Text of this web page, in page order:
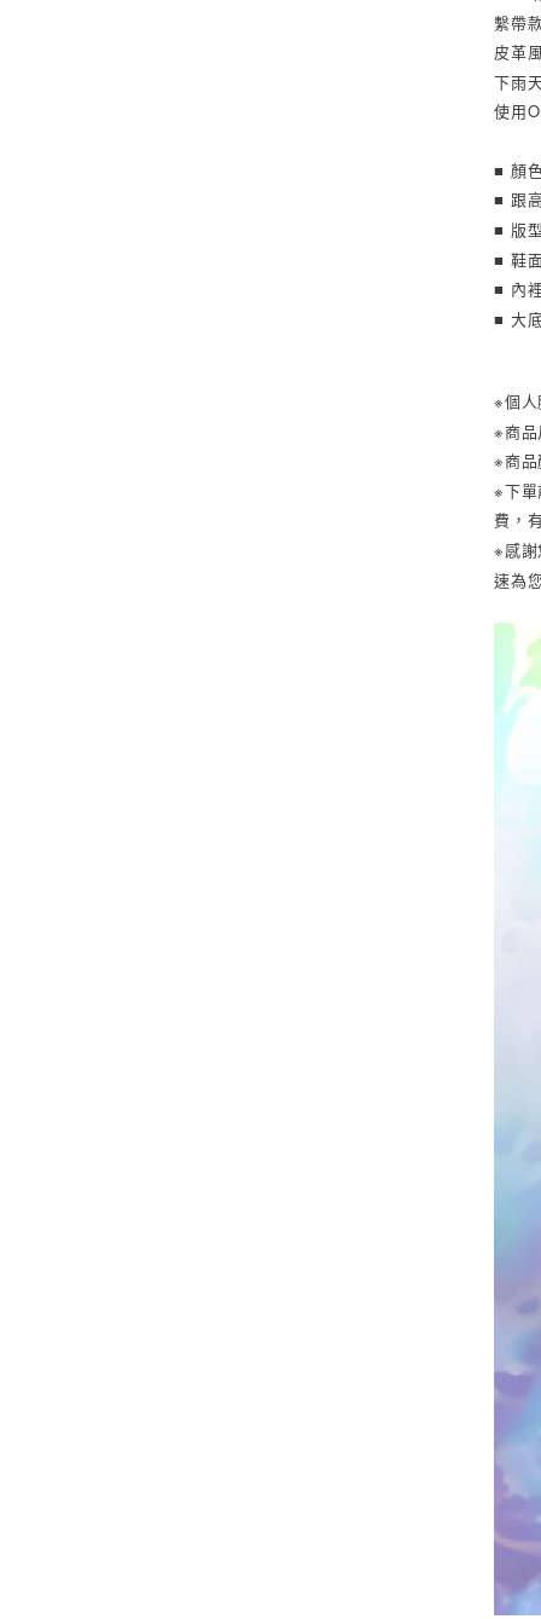
繫帶
皮革
下雨
使用
■ 顏
■ 跟
■ 版
■ 鞋
■ 內
■ 大
※個人
※商品
※商品
※下單
費，
※感謝
速為